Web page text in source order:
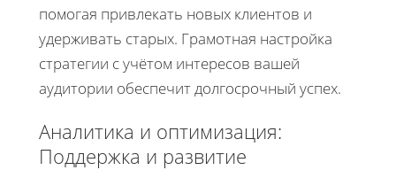
помогая привлекать новых клиентов и
удерживать старых. Грамотная настройка
стратегии с учётом интересов вашей
аудитории обеспечит долгосрочный успех.
Аналитика и оптимизация:
Поддержка и развитие